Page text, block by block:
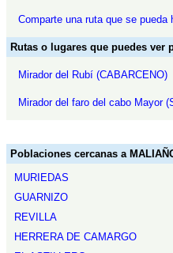
Comparte una ruta que se pueda
Rutas o lugares que puedes ver
Mirador del Rubí (CABARCENO)
Mirador del faro del cabo Mayor
Poblaciones cercanas a
MURIEDAS
GUARNIZO
REVILLA
HERRERA DE CAMARGO